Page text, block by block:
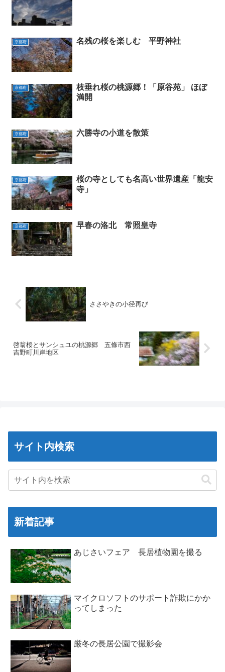
京都府 名残の桜を楽しむ 平野神社
京都府
枝垂れ桜の桃源郷！「原谷苑」 ほぼ
満開
京都府 六勝寺の小道を散策
京都府
桜の寺としても名高い世界遺産「龍安
寺」
京都府 早春の洛北 常照皇寺
ささやきの小径再び
啓翁桜とサンシュユの桃源郷 五條市西
吉野町川岸地区
サイト内検索
新着記事
あじさいフェア 長居植物園を撮る
マイクロソフトのサポート詐欺にかか
ってしまった
厳冬の長居公園で撮影会